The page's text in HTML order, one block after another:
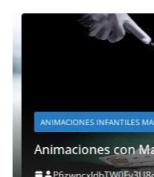
ANIMACIONES INFANTILES
Animaciones con